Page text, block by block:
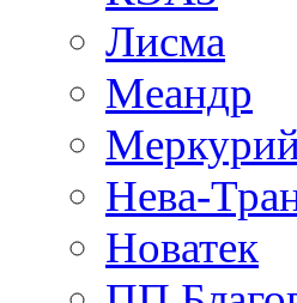
Лисма
Меандр
Нева-
Новатек